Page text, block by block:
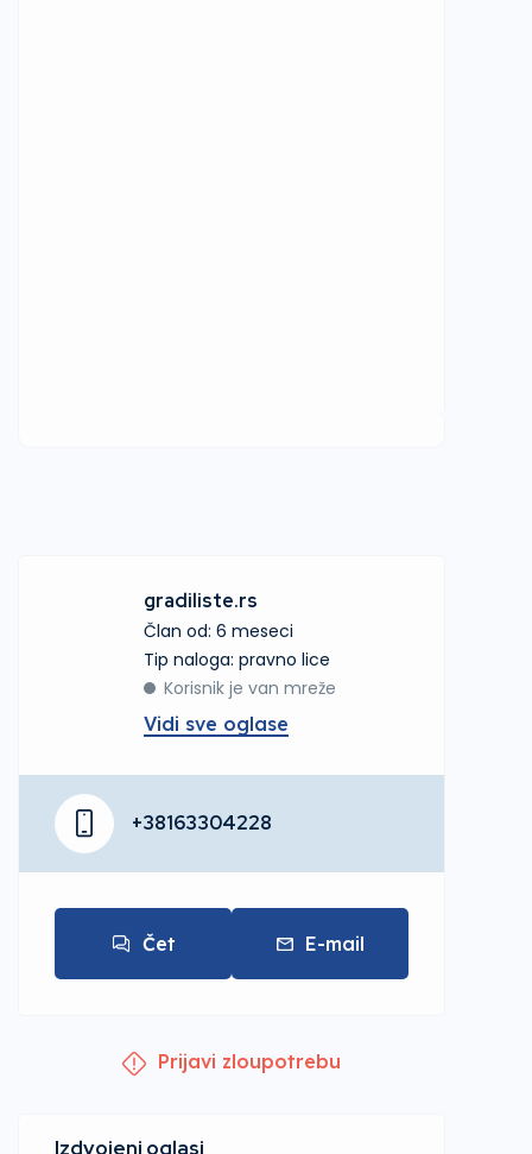
gradiliste.rs
Član od: 6 meseci
tip naloga: pravno lice
Korisnik je van mreže
Vidi sve oglase
+38163304228
Čet E-mail
Prijavi zloupotrebu